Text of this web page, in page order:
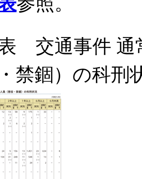
交通事件 通
禁錮）の科刑